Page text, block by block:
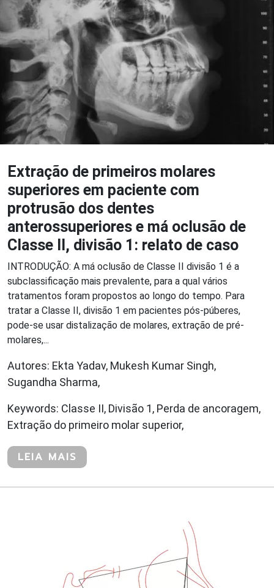
Extração de primeiros molares
superiores em paciente com
protrusão dos dentes
anterossuperiores e má oclusão de
Classe II, divisão 1: relato de caso
INTRODUÇÃO: A má oclusão de Classe II divisão 1 é a
subclassificação mais prevalente, para a qual vários
tratamentos foram propostos ao longo do tempo. Para
tratar a Classe II, divisão 1 em pacientes pós-púberes,
pode-se usar distalização de molares, extração de pré-
molares,...
Autores: Ekta Yadav, Mukesh Kumar Singh,
Sugandha Sharma,
Keywords: Classe II, Divisão 1, Perda de ancoragem,
Extração do primeiro molar superior,
LEIA MAIS